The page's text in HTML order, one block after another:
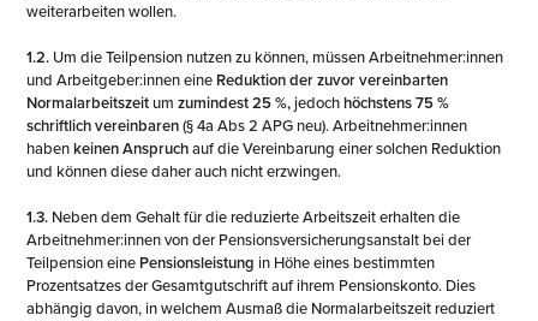
weiterarbeiten wollen.
1.2. Um die Teilpension nutzen zu können, müssen Arbeitnehmer:innen
und Arbeitgeber:innen eine Reduktion der zuvor vereinbarten
Normalarbeitszeit umzumindest 25 %,jedochhöchstens 75 %
schriftlich vereinbaren(§ 4a Abs 2 APG neu). Arbeitnehmer:innen
habenkeinen Anspruchauf die Vereinbarung einer solchen Reduktion
und können diese daher auch nicht erzwingen.
1.3. Neben dem Gehalt für die reduzierte Arbeitszeit erhalten die
Arbeitnehmer:innen von der Pensionsversicherungsanstalt bei der
Teilpension eine Pensionsleistung in Höhe eines bestimmten
Prozentsatzes der Gesamtgutschrift auf ihrem Pensionskonto. Dies
abhängig davon, in welchem Ausmaß die Normalarbeitszeit reduziert